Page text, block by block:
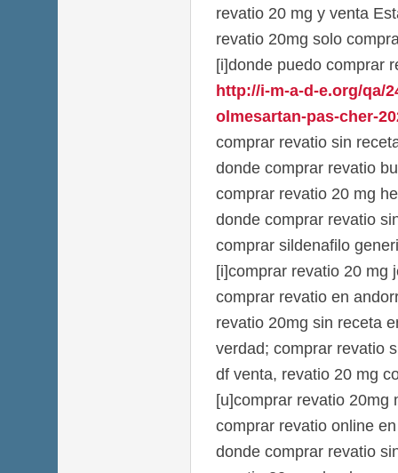
revatio 20 mg y venta
revatio 20mg solo
[i]donde puedo comprar
http://i-m-a-d-e.org/qa/
olmesartan-pas-cher-
comprar revatio sin
donde comprar revatio
comprar revatio 20 mg
donde comprar revatio
comprar sildenafilo
[i]comprar revatio 20 mg
comprar revatio en
revatio 20mg sin receta
verdad; comprar revatio
df venta, revatio 20 mg
[u]comprar revatio 20mg
comprar revatio online
donde comprar revatio